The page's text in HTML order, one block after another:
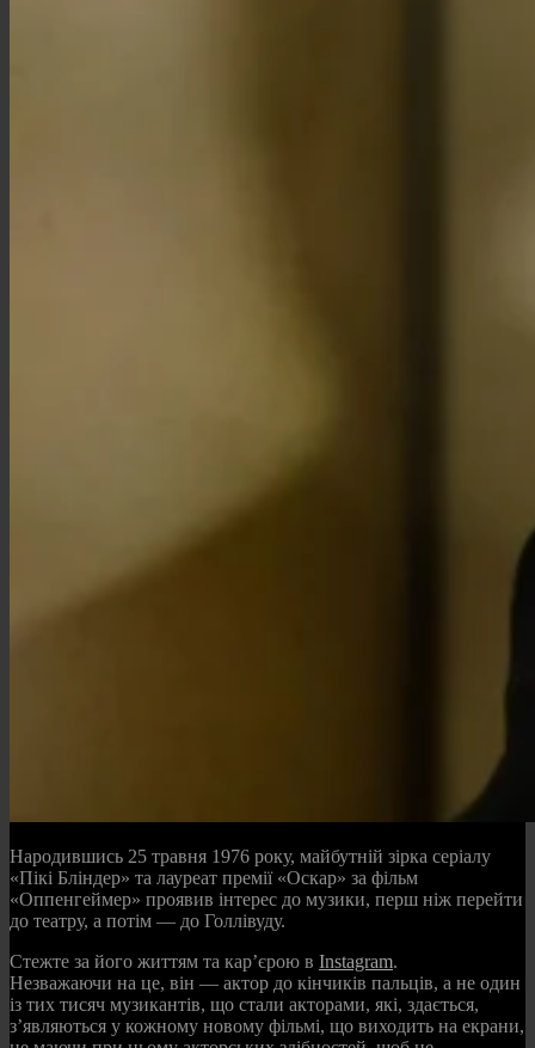
Народившись 25 травня 1976 року, майбутній зірка серіалу
«Пікі Бліндер» та лауреат премії «Оскар» за фільм
«Оппенгеймер» проявив інтерес до музики, перш ніж перейти
до театру, а потім — до Голлівуду.
Стежте за його життям та кар’єрою в Instagram.
Незважаючи на це, він — актор до кінчиків пальців, а не один
із тих тисяч музикантів, що стали акторами, які, здається,
з’являються у кожному новому фільмі, що виходить на екрани,